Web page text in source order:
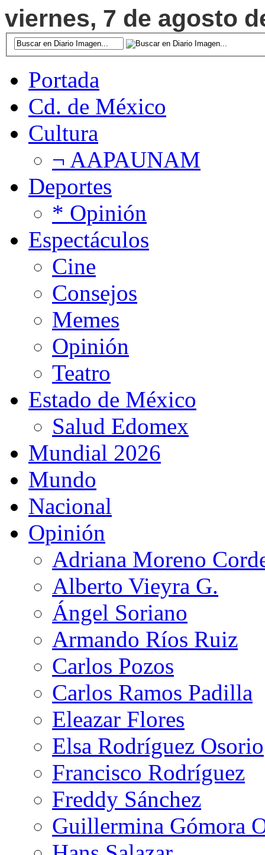
viernes, 7 de agosto
Portada
Cd. de México
Cultura
¬ AAPAUNAM
Deportes
* Opinión
Espectáculos
Cine
Consejos
Memes
Opinión
Teatro
Estado de México
Salud Edomex
Mundial 2026
Mundo
Nacional
Opinión
Adriana Moreno
Alberto Vieyra G.
Ángel Soriano
Armando Ríos Ruiz
Carlos Pozos
Carlos Ramos Padilla
Eleazar Flores
Elsa Rodríguez Osorio
Francisco Rodríguez
Freddy Sánchez
Guillermina Gómora